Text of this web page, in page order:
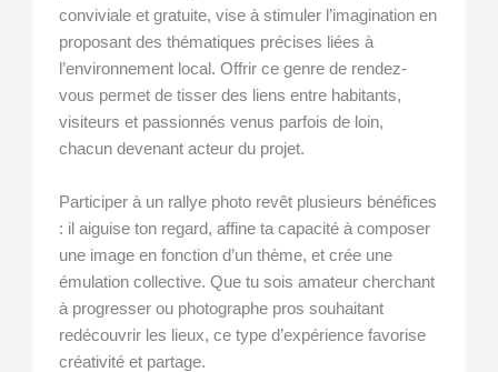
conviviale et gratuite, vise à stimuler l’imagination en
proposant des thématiques précises liées à
l’environnement local. Offrir ce genre de rendez-
vous permet de tisser des liens entre habitants,
visiteurs et passionnés venus parfois de loin,
chacun devenant acteur du projet.
Participer à un rallye photo revêt plusieurs bénéfices
: il aiguise ton regard, affine ta capacité à composer
une image en fonction d’un thème, et crée une
émulation collective. Que tu sois amateur cherchant
à progresser ou photographe pros souhaitant
redécouvrir les lieux, ce type d’expérience favorise
créativité et partage.